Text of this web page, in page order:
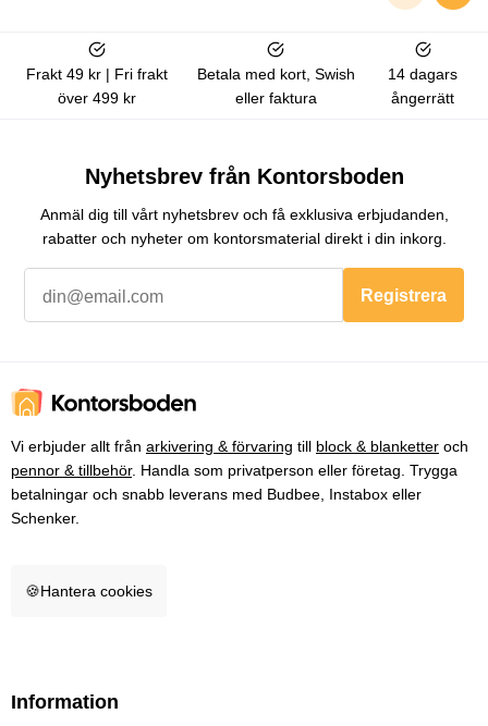
Frakt 49 kr | Fri frakt
över 499 kr
Betala med kort, Swish
eller faktura
14 dagars
ångerrätt
Nyhetsbrev från Kontorsboden
Anmäl dig till vårt nyhetsbrev och få exklusiva erbjudanden,
rabatter och nyheter om kontorsmaterial direkt i din inkorg.
Registrera
Vi erbjuder allt från arkivering & förvaring till block & blanketter och
pennor & tillbehör. Handla som privatperson eller företag. Trygga
betalningar och snabb leverans med Budbee, Instabox eller
Schenker.
🍪Hantera cookies
Information